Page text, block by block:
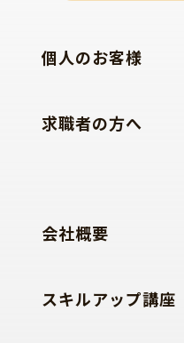
個人のお客様
求職者の方へ
会社概要
スキルアップ講座